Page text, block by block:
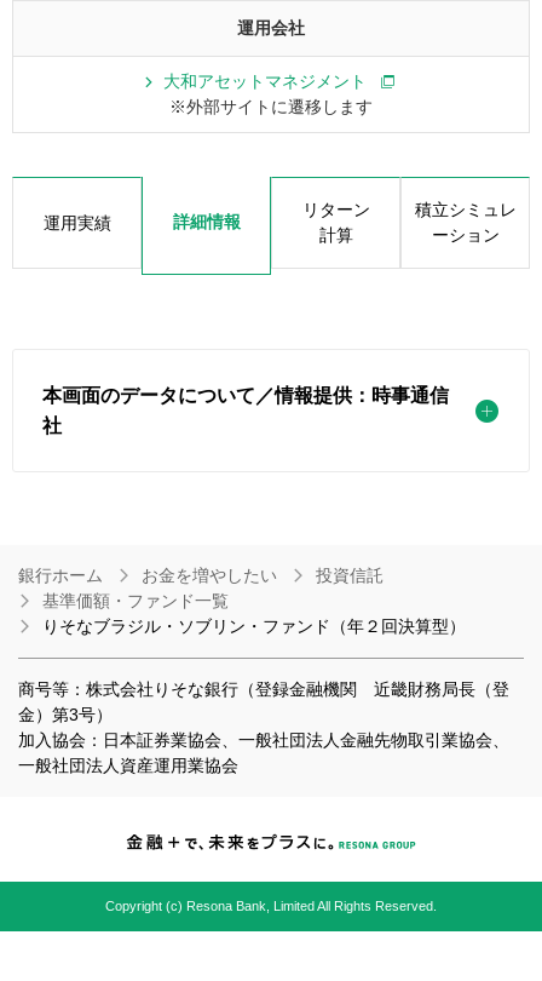
運用会社
大和アセットマネジメント
※外部サイトに遷移します
運用実績 詳細情報
リターン
計算
積立シミュレ
ーション
本画面のデータについて／情報提供：時事通信
社
銀行ホーム お金を増やしたい
投資信託
基準価額・ファンド一覧
りそなブラジル・ソブリン・ファンド（年２回決算型）
商号等：株式会社りそな銀行（登録金融機関 近畿財務局長（登
金）第3号）
加入協会：日本証券業協会、一般社団法人金融先物取引業協会、
一般社団法人資産運用業協会
Copyright (c) Resona Bank, Limited All Rights Reserved.